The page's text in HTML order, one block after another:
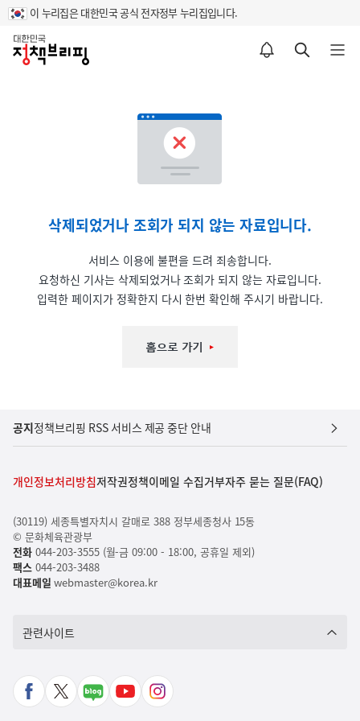
이 누리집은 대한민국 공식 전자정부 누리집입니다.
홈
알림설정 바로가기 검색 바로가기 메뉴 열기
삭제되었거나 조회가 되지 않는 자료입니다.
서비스 이용에 불편을 드려 죄송합니다.
요청하신 기사는 삭제되었거나 조회가 되지 않는 자료입니다.
입력한 페이지가 정확한지 다시 한번 확인해 주시기 바랍니다.
공지정책브리핑 RSS 서비스 제공 중단 안내
개인정보처리방침저작권정책이메일 수집거부자주 묻는 질문(FAQ)
(30119) 세종특별자치시 갈매로 388 정부세종청사 15동
© 문화체육관광부
전화044-203-3555 (월-금 09:00 - 18:00, 공휴일 제외)
팩스044-203-3488
대표메일 webmaster@korea.kr
관련사이트
페
X
네
유
인